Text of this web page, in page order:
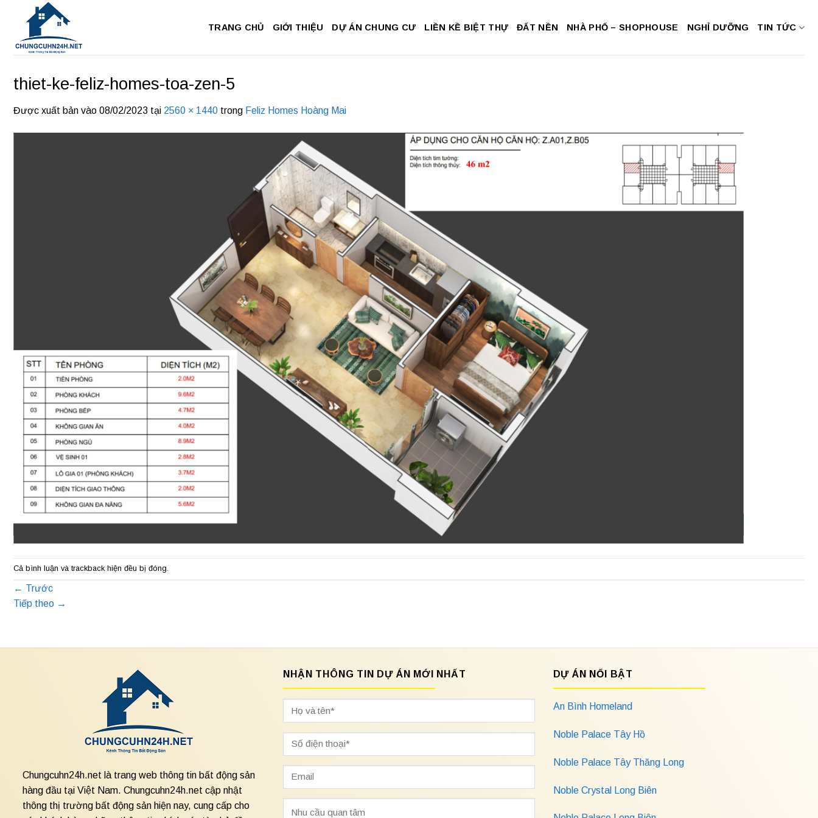
dung
TRANG CHỦ GIỚI THIỆU DỰ ÁN CHUNG CƯ LIỀN KỀ BIỆT THỰ ĐẤT NỀN NHÀ PHỐ – SHOPHOUSE NGHỈ DƯỠNG TIN TỨC
thiet-ke-feliz-homes-toa-zen-5
Được xuất bản vào 08/02/2023 tại 2560 × 1440 trong Feliz Homes Hoàng Mai
Cả bình luận và trackback hiện đều bị đóng.
← Trước
Tiếp theo →
Chungcuhn24h.net là trang web thông tin bất động sản
hàng đầu tại Việt Nam. Chungcuhn24h.net cập nhật
thông thị trường bất động sản hiện nay, cung cấp cho
NHẬN THÔNG TIN DỰ ÁN MỚI NHẤT DỰ ÁN NỔI BẬT
An Bình Homeland
Noble Palace Tây Hồ
Noble Palace Tây Thăng Long
Noble Crystal Long Biên